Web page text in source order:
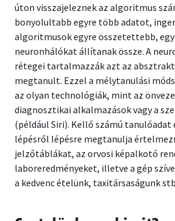
úton visszajeleznek az algoritmus
bonyolultabb egyre több adatot,
algoritmusok egyre összetettebb,
neuronhálókat állítanak össze. A
rétegei tartalmazzák azt az
megtanult. Ezzel a mélytanulási
az olyan technológiák, mint az
diagnosztikai alkalmazások vagy a
(például Siri). Kellő számú tanulóadat
lépésről lépésre megtanulja
jelzőtáblákat, az orvosi képalkotó
laboreredményeket, illetve a gép
a kedvenc ételünk, taxitársaságunk